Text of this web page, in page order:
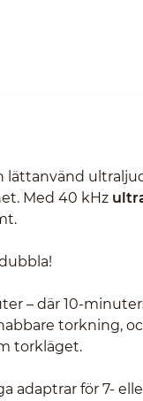
lättanvänd
Med 40 kHz
– där 10-
torkning,
torkläget.
adaptrar för 7-